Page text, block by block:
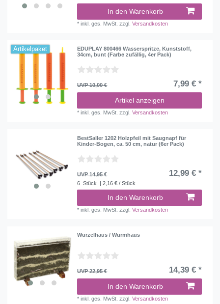
In den Warenkorb
*inkl. ges. MwSt. zzgl.Versandkosten
Artikelpaket
EDUPLAY 800466 Wasserspritze, Kunststoff,
34cm, bunt (Farbe zufällig, 4er Pack)
UVP 10,00 € 7,99 € *
Artikel anzeigen
*inkl. ges. MwSt. zzgl.Versandkosten
BestSaller 1202 Holzpfeil mit Saugnapf für
Kinder-Bogen, ca. 50 cm, natur (6er Pack)
UVP 14,95 € 12,99 € *
6 Stück | 2,16 € / Stück
In den Warenkorb
*inkl. ges. MwSt. zzgl.Versandkosten
Wurzelhaus / Wurmhaus
UVP 22,95 € 14,39 € *
In den Warenkorb
*inkl. ges. MwSt. zzgl.Versandkosten